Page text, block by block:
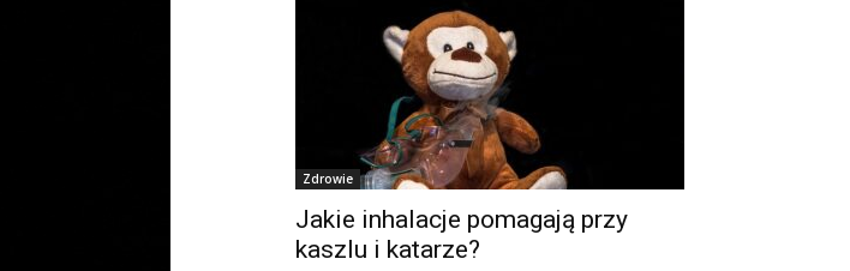
Zdrowie
Jakie inhalacje pomagają przy
kaszlu i katarze?